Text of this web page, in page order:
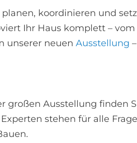
koordinieren und
Ihr Haus komplett –
unserer neuen Ausstellung
großen Ausstellung finden
stehen für alle